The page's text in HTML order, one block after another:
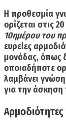
Η προθεσμία
ορίζεται στις
10ημέρου του
ευρείες
μονάδας, όπως
οποιαδήποτε
λαμβάνει γνώση
για την